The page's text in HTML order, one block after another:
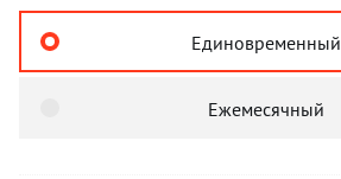
Единовременный
Ежемесячный